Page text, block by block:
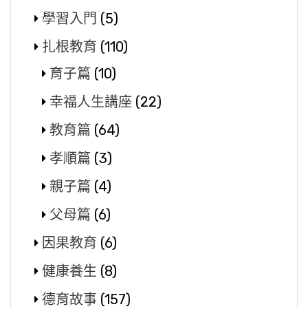
學習入門 (5)
扎根教育 (110)
育子篇 (10)
幸福人生講座 (22)
教育篇 (64)
孝順篇 (3)
親子篇 (4)
父母篇 (6)
因果教育 (6)
健康養生 (8)
德育故事 (157)